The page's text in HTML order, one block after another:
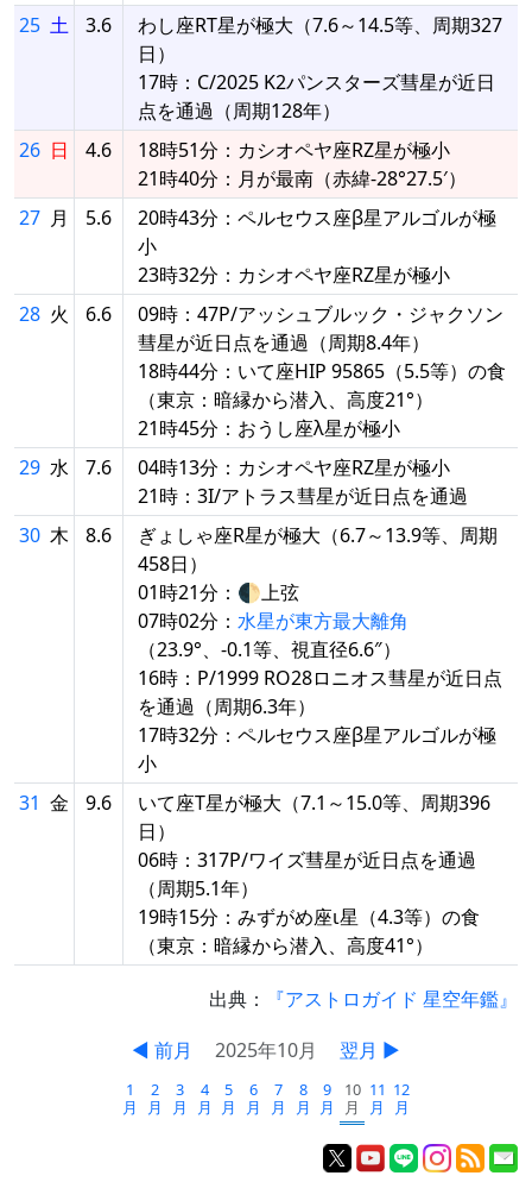
25 土 3.6
わし座RT星が極大（7.6～14.5等、周期327
日）
17時：C/2025 K2パンスターズ彗星が近日
点を通過（周期128年）
26 日 4.6
18時51分：カシオペヤ座RZ星が極小
21時40分：月が最南（赤緯-28°27.5′）
27 月 5.6
20時43分：ペルセウス座β星アルゴルが極
小
23時32分：カシオペヤ座RZ星が極小
28 火 6.6
09時：47P/アッシュブルック・ジャクソン
彗星が近日点を通過（周期8.4年）
18時44分：いて座HIP 95865（5.5等）の食
（東京：暗縁から潜入、高度21°）
21時45分：おうし座λ星が極小
29 水 7.6
04時13分：カシオペヤ座RZ星が極小
21時：3I/アトラス彗星が近日点を通過
30 木 8.6
ぎょしゃ座R星が極大（6.7～13.9等、周期
458日）
01時21分：🌓上弦
07時02分： 水星が東方最大離角
（23.9°、-0.1等、視直径6.6″）
16時：P/1999 RO28ロニオス彗星が近日点
を通過（周期6.3年）
17時32分：ペルセウス座β星アルゴルが極
小
31 金 9.6
いて座T星が極大（7.1～15.0等、周期396
日）
06時：317P/ワイズ彗星が近日点を通過
（周期5.1年）
19時15分：みずがめ座ι星（4.3等）の食
（東京：暗縁から潜入、高度41°）
出典：
『アストロガイド 星空年鑑』
◀ 前月
2025年10月 翌月 ▶
1
月
2
月
3
月
4
月
5
月
6
月
7
月
8
月
9
月
10
月
11
月
12
月